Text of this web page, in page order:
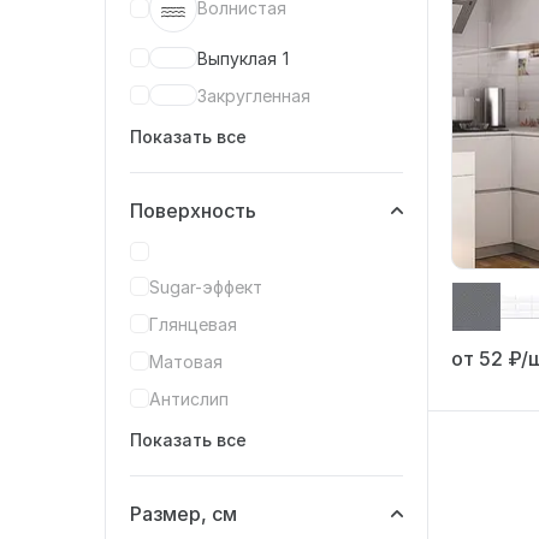
Волнистая
Выпуклая 1
Закругленная
Показать все
Поверхность
Sugar-эффект
Глянцевая
Матовая
Антислип
Показать все
Размер, см
от 52 ₽/